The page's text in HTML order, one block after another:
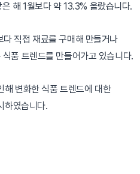
해 1월보다 약 13.3% 올랐습니다.
직접 재료를 구매해 만들거나
품 트렌드를 만들어가고 있습니다.
해 변화한 식품 트렌드에 대한
하였습니다.